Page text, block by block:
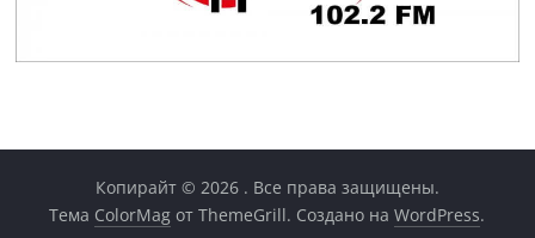
Копирайт © 2026 . Все права защищены.
Тема ColorMag от ThemeGrill. Создано наWordPress.